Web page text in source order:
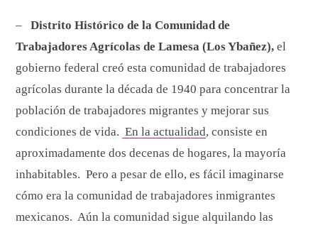
–
Distrito Histórico de la Comunidad de
Trabajadores Agrícolas de Lamesa (Los Ybañez), el
gobierno federal creó esta comunidad de trabajadores
agrícolas durante la década de 1940 para concentrar la
población de trabajadores migrantes y mejorar sus
condiciones de vida. En la actualidad, consiste en
aproximadamente dos decenas de hogares, la mayoría
inhabitables. Pero a pesar de ello, es fácil imaginarse
cómo era la comunidad de trabajadores inmigrantes
mexicanos. Aún la comunidad sigue alquilando las